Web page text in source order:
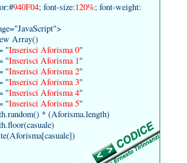
940F04; font-size:120%; font-weight:
Array()
"Inserisci Aforisma 0"
"Inserisci Aforisma 1"
"Inserisci Aforisma 2"
"Inserisci Aforisma 3"
"Inserisci Aforisma 4"
"Inserisci Aforisma 5"
* (Aforisma.length)